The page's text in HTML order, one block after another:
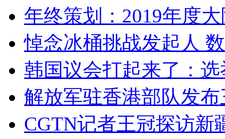
年终策划：2019年度
悼念冰桶挑战发起人
韩国议会打起来了：
解放军驻香港部队发
CGTN记者王冠探访新